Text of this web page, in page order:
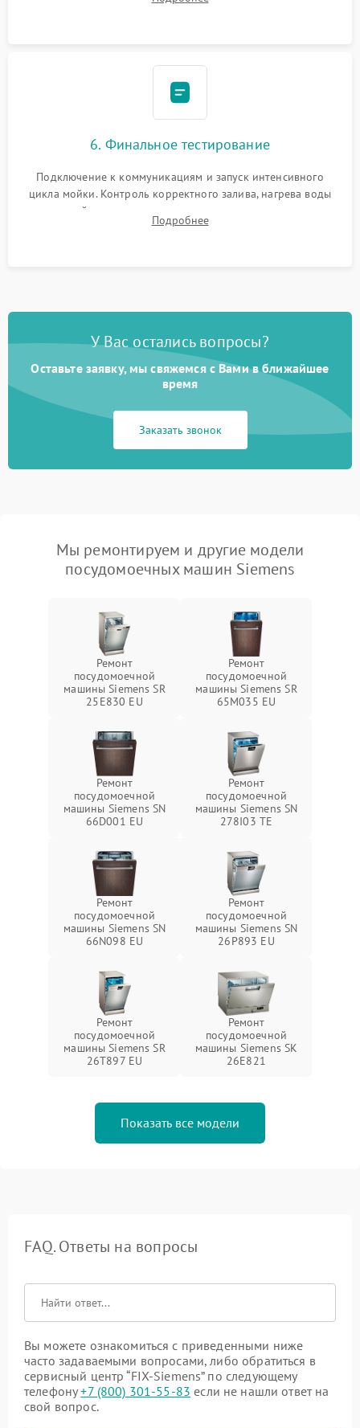
сборка корпуса и установка датчика поплавка.
6. Финальное тестирование
Подключение к коммуникациям и запуск интенсивного
цикла мойки. Контроль корректного залива, нагрева воды
до нужной температуры, отсутствия посторонних шумов,
штатного слива и абсолютной сухости в поддоне.
Подробнее
У Вас остались вопросы?
Оставьте заявку, мы свяжемся с Вами в ближайшее
время
Заказать звонок
Мы ремонтируем и другие модели
посудомоечных машин Siemens
Ремонт
посудомоечной
машины Siemens SR
25E830 EU
Ремонт
посудомоечной
машины Siemens SR
65M035 EU
Ремонт
посудомоечной
машины Siemens SN
66D001 EU
Ремонт
посудомоечной
машины Siemens SN
278I03 TE
Ремонт
посудомоечной
машины Siemens SN
66N098 EU
Ремонт
посудомоечной
машины Siemens SN
26P893 EU
Ремонт
посудомоечной
машины Siemens SR
26T897 EU
Ремонт
посудомоечной
машины Siemens SK
26E821
Показать все модели
FAQ. Ответы на вопросы
Вы можете ознакомиться с приведенными ниже
часто задаваемыми вопросами, либо обратиться в
сервисный центр “FIX-Siemens” по следующему
телефону+7 (800) 301-55-83 если не нашли ответ на
свой вопрос.